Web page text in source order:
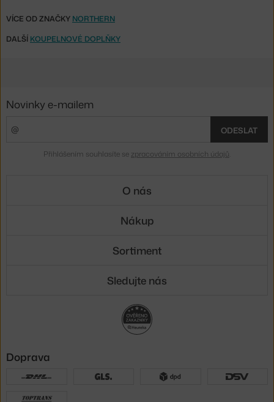
VÍCE OD ZNAČKY NORTHERN
DALŠÍ KOUPELNOVÉ DOPLŇKY
Novinky e-mailem
ODESLAT
Přihlášením souhlasíte se zpracováním osobních údajů
O nás
Nákup
Sortiment
Sledujte nás
Doprava